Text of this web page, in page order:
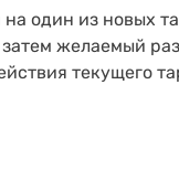
один из новых
желаемый
текущего